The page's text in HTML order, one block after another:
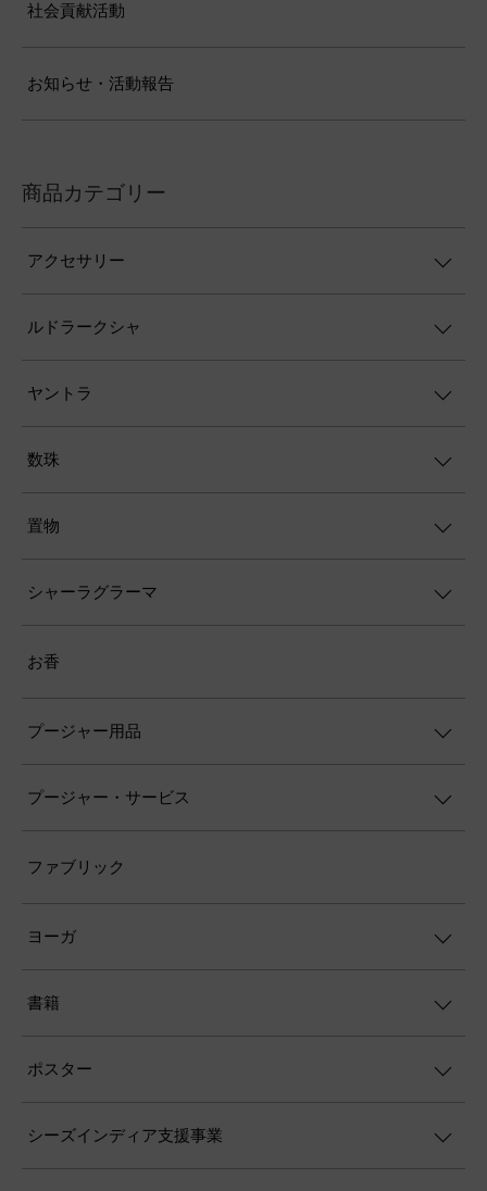
社会貢献活動
お知らせ・活動報告
商品カテゴリー
アクセサリー
ルドラークシャ
ヤントラ
数珠
置物
シャーラグラーマ
お香
プージャー用品
プージャー・サービス
ファブリック
ヨーガ
書籍
ポスター
シーズインディア支援事業